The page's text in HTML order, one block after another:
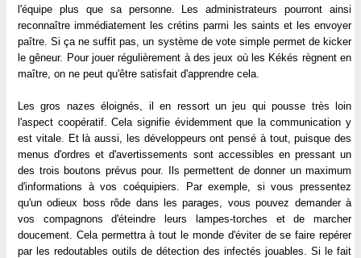
l'équipe plus que sa personne. Les administrateurs pourront ainsi
reconnaître immédiatement les crétins parmi les saints et les envoyer
paître. Si ça ne suffit pas, un système de vote simple permet de kicker
le gêneur. Pour jouer régulièrement à des jeux où les Kékés règnent en
maître, on ne peut qu'être satisfait d'apprendre cela.
Les gros nazes éloignés, il en ressort un jeu qui pousse très loin
l'aspect coopératif. Cela signifie évidemment que la communication y
est vitale. Et là aussi, les développeurs ont pensé à tout, puisque des
menus d'ordres et d'avertissements sont accessibles en pressant un
des trois boutons prévus pour. Ils permettent de donner un maximum
d'informations à vos coéquipiers. Par exemple, si vous pressentez
qu'un odieux boss rôde dans les parages, vous pouvez demander à
vos compagnons d'éteindre leurs lampes-torches et de marcher
doucement. Cela permettra à tout le monde d'éviter de se faire repérer
par les redoutables outils de détection des infectés jouables. Si le fait